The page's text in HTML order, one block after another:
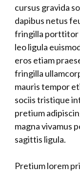
cursus gravida
dapibus netus
fringilla porttitor
leo ligula
eros etiam
fringilla
mauris tempor
sociis tristique
pretium
magna vivamus
sagittis ligula.
Pretium lorem